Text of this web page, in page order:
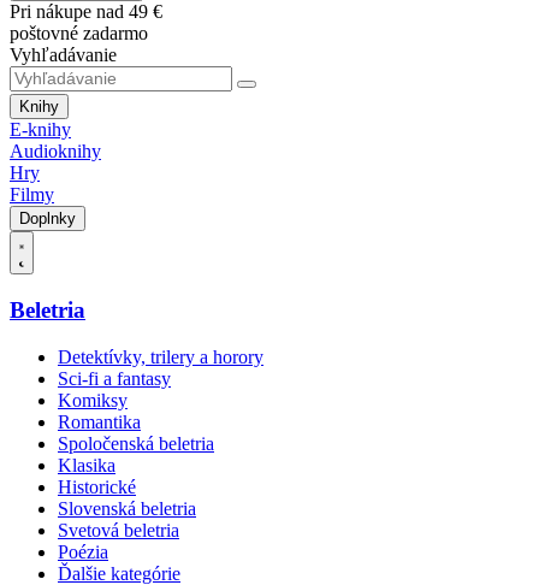
Pri nákupe nad 49 €
poštovné zadarmo
Vyhľadávanie
Knihy
E-knihy
Audioknihy
Hry
Filmy
Doplnky
Beletria
Detektívky, trilery a horory
Sci-fi a fantasy
Komiksy
Romantika
Spoločenská beletria
Klasika
Historické
Slovenská beletria
Svetová beletria
Poézia
Ďalšie kategórie